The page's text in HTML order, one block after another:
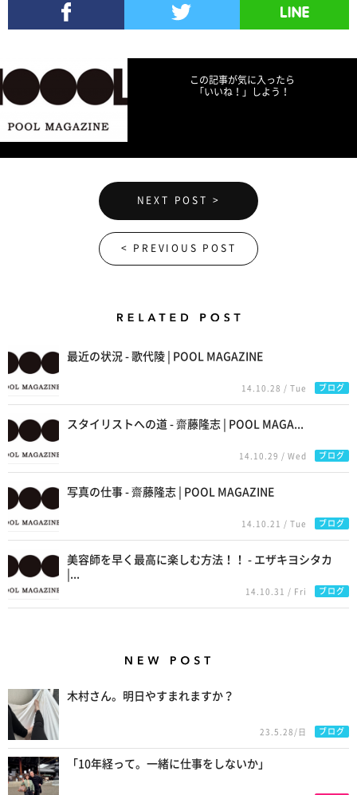
この記事が気に入ったら
「いいね！」しよう！
NEXT POST >
< PREVIOUS POST
最近の状況 - 歌代陵 | POOL MAGAZINE
14.10.28 / Tue ブログ
スタイリストへの道 - 齋藤隆志 | POOL MAGA...
14.10.29 / Wed ブログ
写真の仕事 - 齋藤隆志 | POOL MAGAZINE
14.10.21 / Tue ブログ
美容師を早く最高に楽しむ方法！！ - エザキヨシタカ
14.10.31 / Fri ブログ
木村さん。明日やすまれますか？
23.5.28/日 ブログ
「10年経って。一緒に仕事をしないか」